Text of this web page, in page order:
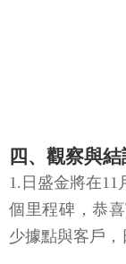
四、觀察與結
1.日盛金將在11
個里程碑，恭
少據點與客戶，